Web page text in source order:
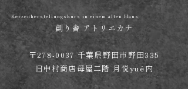
Kerzenherstellungskurs in einem alten Haus
創り舎 アトリエカナ
​〒278-0037 千葉県野田市野田335
旧中村商店母屋二階 月悦yué内